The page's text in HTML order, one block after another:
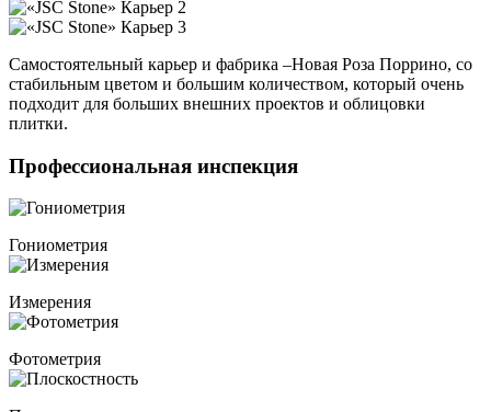
Самостоятельный карьер и фабрика –Новая Роза Поррино, со
стабильным цветом и большим количеством, который очень
подходит для больших внешних проектов и облицовки
плитки.
Профессиональная инспекция
Гониометрия
Измерения
Фотометрия